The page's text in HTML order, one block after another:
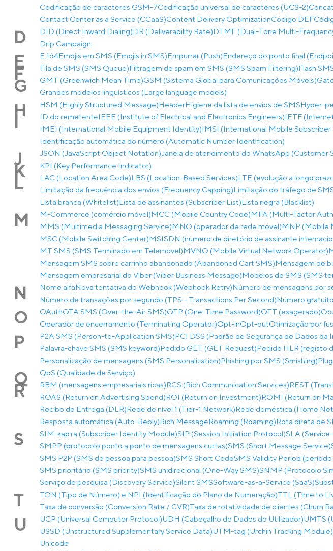
Codificação de caracteres GSM-7Codificação universal de caracteres (UCS-2)
Contact Center as a Service (CCaaS)Content Delivery OptimizationCódigo DEF
D DID (Direct Inward Dialing)DR (Deliverability Rate)DTMF (Dual-Tone Multi-
Drip Campaign
E E.164Emojis em SMS (Emojis in SMS)Empurrar (Push)Endereço do ponto final
F Fila de SMS (SMS Queue)Filtragem de spam em SMS (SMS Spam Filtering)Flash
G GMT (Greenwich Mean Time)GSM (Sistema Global para Comunicações Móveis)
Grandes modelos linguísticos (Large language models)
H HSM (Highly Structured Message)HeaderHigiene da lista de envios de SMSHyper-
ID do remetenteIEEE (Institute of Electrical and Electronics Engineers)IETF
IMEI (International Mobile Equipment Identity)IMSI (International Mobile
Identificação automática do número (Automatic Number Identification)
J JSON (JavaScript Object Notation)Janela de atendimento do WhatsApp (Customer
K KPI (Key Performance Indicator)
L LAC (Location Area Code)LBS (Location-Based Services)LTE (evolução a longo
Limitação da frequência dos envios (Frequency Capping)Limitação do tráfego de
Lista branca (Whitelist)Lista de assinantes (Subscriber List)Lista negra (Blacklist)
M M-Commerce (comércio móvel)MCC (Mobile Country Code)MFA (Multi-Factor
MMS (Multimedia Messaging Service)MNO (operador de rede móvel)MNP (Mobile
MSC (Mobile Switching Center)MSISDN (número de diretório de assinante
MT SMS (SMS Terminado em Telemóvel)MVNO (Mobile Virtual Network Operator)
Mensagem SMS sobre carrinho abandonado (Abandoned Cart SMS)Mensagem de
Mensagem empresarial do Viber (Viber Business Message)Modelos de SMS (SMS
N Nome alfaNova tentativa do Webhook (Webhook Retry)Número de mensagens por
Número de transações por segundo (TPS – Transactions Per Second)Número
O OAuthOTA SMS (Over-the-Air SMS)OTP (One-Time Password)OTT (exagerado)
Operador de encerramento (Terminating Operator)Opt-inOpt-outOtimização por
P P2A SMS (Person-to-Application SMS)PCI DSS (Padrão de Segurança de Dados
Palavra-chave SMS (SMS keyword)Pedido GET (GET Request)Pedido HLR (registo
Personalização de mensagens (SMS Personalization)Phishing por SMS (Smishing)
Q QoS (Qualidade de Serviço)
R RBM (mensagens empresariais ricas)RCS (Rich Communication Services)REST
ROAS (Return on Advertising Spend)ROI (Return on Investment)ROMI (Return on
Recibo de Entrega (DLR)Rede de nível 1 (Tier-1 Network)Rede doméstica (Home
Resposta automática (Auto-Reply)Rich MessageRoaming (Roaming)Rota direta de
S SIM-карта (Subscriber Identity Module)SIP (Session Initiation Protocol)SLA
SMPP (protocolo ponto a ponto de mensagens curtas)SMS (Short Message Service)
SMS P2P (SMS de pessoa para pessoa)SMS Short CodeSMS Validity Period
SMS prioritário (SMS priority)SMS unidirecional (One-Way SMS)SNMP (Protocolo
Serviço de pesquisa (Discovery Service)Silent SMSSoftware-as-a-Service (SaaS)
T TON (Tipo de Número) e NPI (Identificação do Plano de Numeração)TTL (Time to
Taxa de conversão (Conversion Rate / CVR)Taxa de rotatividade de clientes (Churn
U UCP (Universal Computer Protocol)UDH (Cabeçalho de Dados do Utilizador)UMTS
USSD (Unstructured Supplementary Service Data)UTM-tag (Urchin Tracking Module)
Unicode